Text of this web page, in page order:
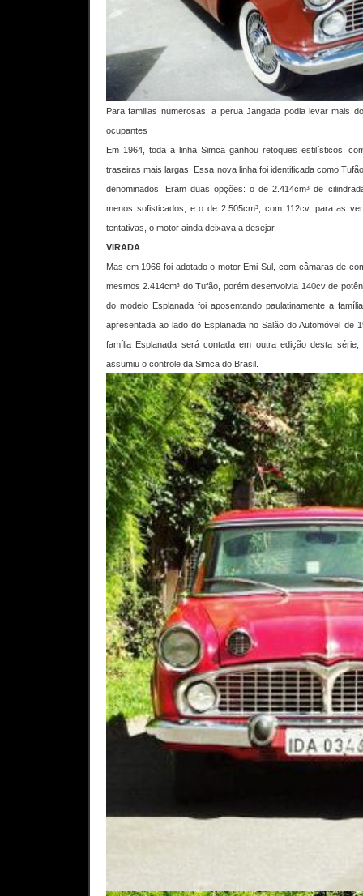
Para familias numerosas, a perua Jangada podia levar mais
ocupantes
Em 1964, toda a linha Simca ganhou retoques estilísticos,
traseiras mais largas. Essa nova linha foi identificada como
denominados. Eram duas opções: o de 2.414cm³ de
menos sofisticados; e o de 2.505cm³, com 112cv, para as
tentativas, o motor ainda deixava a desejar.
VIRADA
Mas em 1966 foi adotado o motor Emi-Sul, com câmaras de
mesmos 2.414cm³ do Tufão, porém desenvolvia 140cv de
do modelo Esplanada foi aposentando paulatinamente a
apresentada ao lado do Esplanada no Salão do Automóvel de
família Esplanada será contada em outra edição desta
assumiu o controle da Simca do Brasil.